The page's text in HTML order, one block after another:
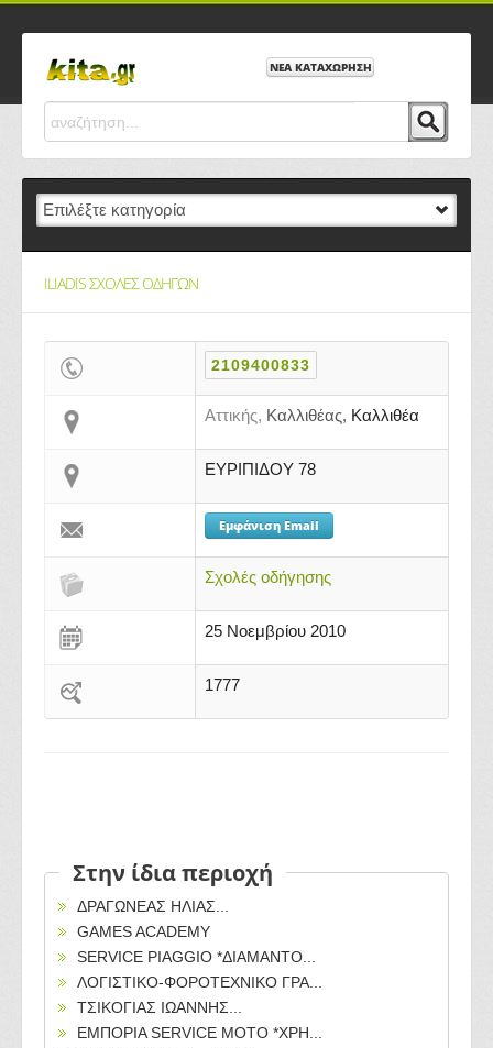
ΝΕΑ ΚΑΤΑΧΩΡΗΣΗ
ILIADIS ΣΧΟΛΕΣ ΟΔΗΓΩΝ
2109400833
Αττικής, Καλλιθέας, Καλλιθέα
ΕΥΡΙΠΙΔΟΥ 78
Εμφάνιση Email
Σχολές οδήγησης
25 Νοεμβρίου 2010
1777
Στην ίδια περιοχή
ΔΡΑΓΩΝΕΑΣ ΗΛΙΑΣ...
GAMES ACADEMY
SERVICE PIAGGIO *ΔΙΑΜΑΝΤΟ...
ΛΟΓΙΣΤΙΚΟ-ΦΟΡΟΤΕΧΝΙΚΟ ΓΡΑ...
ΤΣΙΚΟΓΙΑΣ ΙΩΑΝΝΗΣ...
ΕΜΠΟΡΙΑ SERVICE MOTO *ΧΡΗ...